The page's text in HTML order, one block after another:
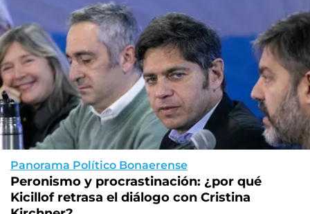
Panorama Político Bonaerense
Peronismo y procrastinación: ¿por qué
Kicillof retrasa el diálogo con Cristina